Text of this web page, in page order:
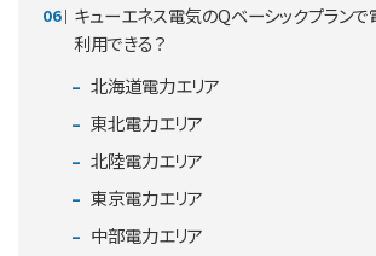
キューエネス電気のQベーシックプラン
利用できる？
北海道電力エリア
東北電力エリア
北陸電力エリア
東京電力エリア
中部電力エリア